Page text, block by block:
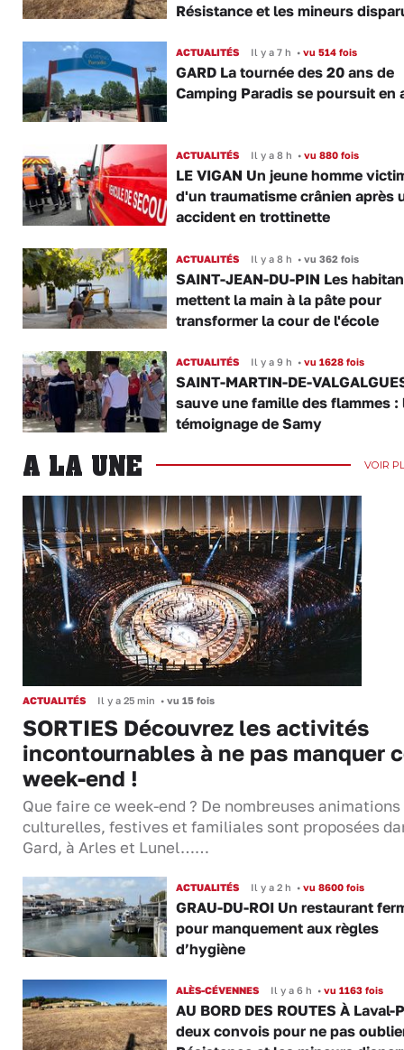
Résistance et les mineurs
ACTUALITÉS Il y a 7 h •vu 514 fois
GARD La tournée des 20 ans de
Camping Paradis se poursuit en
ACTUALITÉS Il y a 8 h •vu 880 fois
LE VIGAN Un jeune homme
d'un traumatisme crânien après
accident en trottinette
ACTUALITÉS Il y a 8 h •vu 362 fois
SAINT-JEAN-DU-PIN Les
mettent la main à la pâte pour
transformer la cour de l'école
ACTUALITÉS Il y a 9 h •vu 1628 fois
SAINT-MARTIN-DE-
sauve une famille des flammes :
témoignage de Samy
A LA UNE VOIR
ACTUALITÉS Il y a 25 min • vu 15 fois
SORTIES Découvrez les activités
incontournables à ne pas manquer
week-end !
Que faire ce week-end ? De nombreuses animations
culturelles, festives et familiales sont proposées
Gard, à Arles et Lunel……
ACTUALITÉS Il y a 2 h •vu 8600 fois
GRAU-DU-ROI Un restaurant
pour manquement aux règles
d’hygiène
ALÈS-CÉVENNES Il y a 6 h •vu 1163 fois
AU BORD DES ROUTES À Laval-
deux convois pour ne pas